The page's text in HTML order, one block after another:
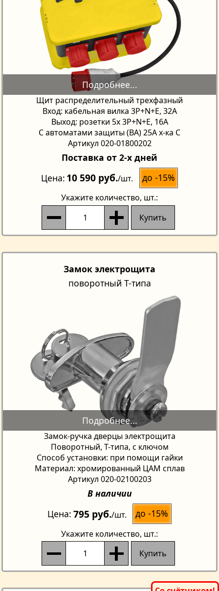
Щит распределительный трехфазный
Вход: кабельная вилка 3P+N+E, 32А
Выход: розетки 5х 3P+N+E, 16А
С автоматами защиты (ВА) 25А х-ка С
Артикул 020-01800202
Поставка от 2-х дней
Цена 10 590 руб./шт. до -15%
Укажите количество, шт.:
Купить
Замок электрощита
поворотный T-типа
Замок-ручка дверцы электрощита
Поворотный, Т-типа, с ключом
Способ установки: при помощи гайки
Материал: хромированный ЦАМ сплав
Артикул 020-02100203
В наличии
Цена 795 руб./шт. до -15%
Укажите количество, шт.:
Купить